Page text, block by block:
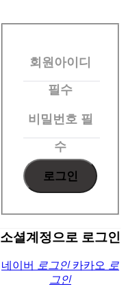
회
회원아이디
필수
비밀번호 필
수
소셜계정으로 로그인
네이버 로그인 카카오 로
그인